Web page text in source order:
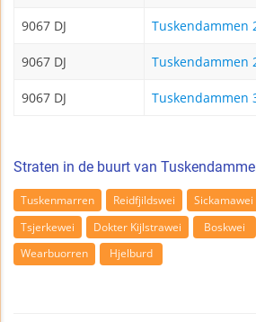
9067 DJ Tuskendammen
9067 DJ Tuskendammen
9067 DJ Tuskendammen
Straten in de buurt van
Tuskenmarren Reidfjildswei Sickamawei
Tsjerkewei
Dokter Kijlstrawei Boskwei
Wearbuorren
Hjelburd